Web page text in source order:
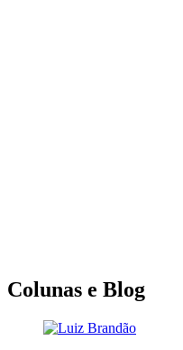
Colunas e Blog